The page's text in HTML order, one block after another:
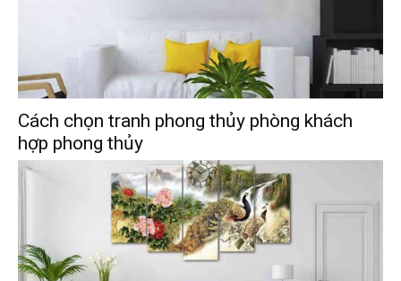
Cách chọn tranh phong thủy phòng khách
hợp phong thủy